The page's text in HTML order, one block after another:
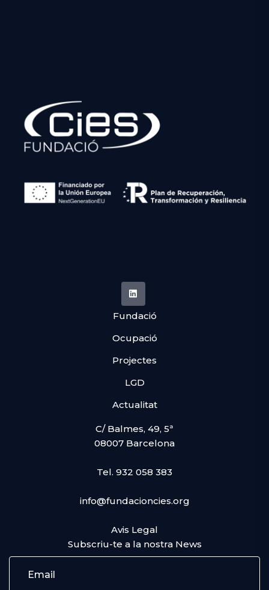
Fundació
Ocupació
Projectes
LGD
Actualitat
C/ Balmes, 49, 5ª
08007 Barcelona
Tel. 932 058 383
info@fundacioncies.org
Avis Legal
Subscriu-te a la nostra News